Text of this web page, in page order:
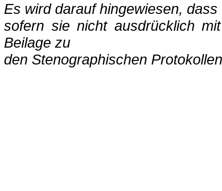
Es wird darauf hingewiesen,
sofern sie nicht ausdrücklich
Beilage zu
den Stenographischen